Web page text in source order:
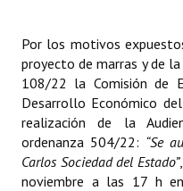
Por los motivos
proyecto de marras y de
108/22 la Comisión de
Desarrollo Económico
realización de la
ordenanza 504/22: “Se
Carlos Sociedad del Estado”
noviembre a las 17 h